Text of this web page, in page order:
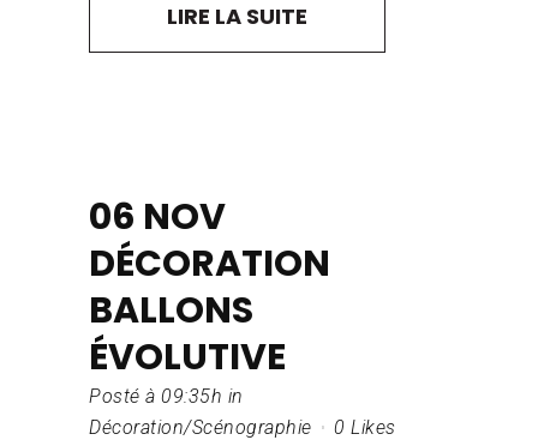
LIRE LA SUITE
06 NOV
DÉCORATION
BALLONS
ÉVOLUTIVE
Posté à 09:35h in
Décoration/Scénographie
0 Likes